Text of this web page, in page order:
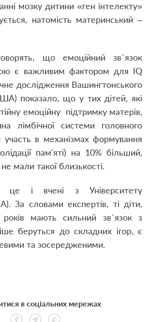
мозку дитини «ген інтелекту»
натомість материнський –
що емоційний зв`язок
є важливим фактором для IQ
дослідження Вашингтонського
показало, що у тих дітей, які
емоційну підтримку матерів,
лімбічної системи головного
в механізмах формування
пам'яті) на 10% більший,
мали такої близькості.
це і вчені з Університету
За словами експертів, ті діти,
мають сильний зв`язок з
беруться до складних ігор, є
та зосередженими.
в соціальних мережах